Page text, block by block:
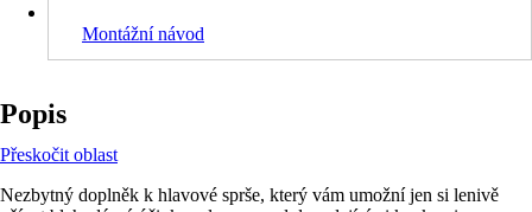
Montážní návod
Popis
Přeskočit oblast
Nezbytný doplněk k hlavové sprše, který vám umožní jen si lenivě